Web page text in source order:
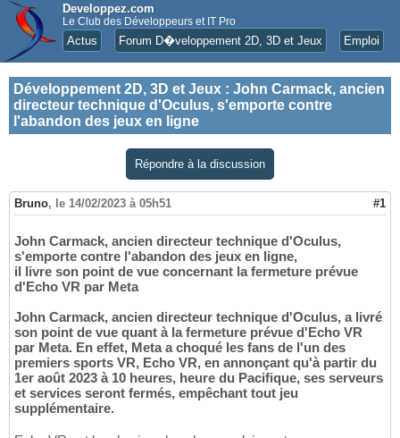
Developpez.com
Le Club des Développeurs et IT Pro
Actus Forum D�veloppement 2D, 3D et Jeux Emploi
Développement 2D, 3D et Jeux : John Carmack, ancien
directeur technique d'Oculus, s'emporte contre
l'abandon des jeux en ligne
Répondre à la discussion
Bruno, le 14/02/2023 à 05h51 #1
John Carmack, ancien directeur technique d'Oculus,
s'emporte contre l'abandon des jeux en ligne,
il livre son point de vue concernant la fermeture prévue
d'Echo VR par Meta
John Carmack, ancien directeur technique d'Oculus, a livré
son point de vue quant à la fermeture prévue d'Echo VR
par Meta. En effet, Meta a choqué les fans de l'un des
premiers sports VR, Echo VR, en annonçant qu'à partir du
1er août 2023 à 10 heures, heure du Pacifique, ses serveurs
et services seront fermés, empêchant tout jeu
supplémentaire.